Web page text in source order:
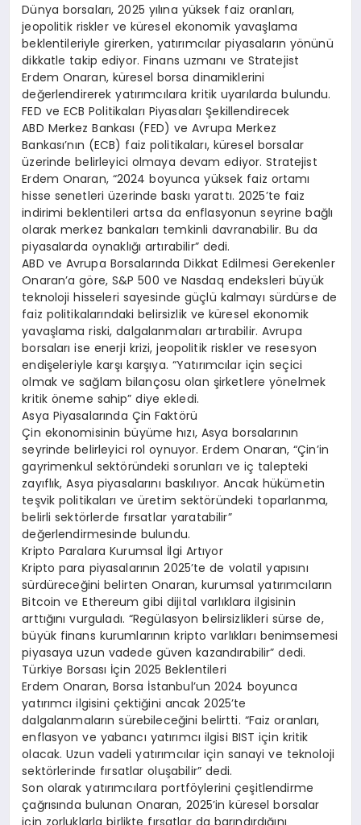
Dünya borsaları, 2025 yılına yüksek faiz oranları,
jeopolitik riskler ve küresel ekonomik yavaşlama
beklentileriyle girerken, yatırımcılar piyasaların yönünü
dikkatle takip ediyor. Finans uzmanı ve Stratejist
Erdem Onaran, küresel borsa dinamiklerini
değerlendirerek yatırımcılara kritik uyarılarda bulundu.
FED ve ECB Politikaları Piyasaları Şekillendirecek
ABD Merkez Bankası (FED) ve Avrupa Merkez
Bankası’nın (ECB) faiz politikaları, küresel borsalar
üzerinde belirleyici olmaya devam ediyor. Stratejist
Erdem Onaran, “2024 boyunca yüksek faiz ortamı
hisse senetleri üzerinde baskı yarattı. 2025’te faiz
indirimi beklentileri artsa da enflasyonun seyrine bağlı
olarak merkez bankaları temkinli davranabilir. Bu da
piyasalarda oynaklığı artırabilir” dedi.
ABD ve Avrupa Borsalarında Dikkat Edilmesi Gerekenler
Onaran’a göre, S&P 500 ve Nasdaq endeksleri büyük
teknoloji hisseleri sayesinde güçlü kalmayı sürdürse de
faiz politikalarındaki belirsizlik ve küresel ekonomik
yavaşlama riski, dalgalanmaları artırabilir. Avrupa
borsaları ise enerji krizi, jeopolitik riskler ve resesyon
endişeleriyle karşı karşıya. “Yatırımcılar için seçici
olmak ve sağlam bilançosu olan şirketlere yönelmek
kritik öneme sahip” diye ekledi.
Asya Piyasalarında Çin Faktörü
Çin ekonomisinin büyüme hızı, Asya borsalarının
seyrinde belirleyici rol oynuyor. Erdem Onaran, “Çin’in
gayrimenkul sektöründeki sorunları ve iç talepteki
zayıflık, Asya piyasalarını baskılıyor. Ancak hükümetin
teşvik politikaları ve üretim sektöründeki toparlanma,
belirli sektörlerde fırsatlar yaratabilir”
değerlendirmesinde bulundu.
Kripto Paralara Kurumsal İlgi Artıyor
Kripto para piyasalarının 2025’te de volatil yapısını
sürdüreceğini belirten Onaran, kurumsal yatırımcıların
Bitcoin ve Ethereum gibi dijital varlıklara ilgisinin
arttığını vurguladı. “Regülasyon belirsizlikleri sürse de,
büyük finans kurumlarının kripto varlıkları benimsemesi
piyasaya uzun vadede güven kazandırabilir” dedi.
Türkiye Borsası İçin 2025 Beklentileri
Erdem Onaran, Borsa İstanbul’un 2024 boyunca
yatırımcı ilgisini çektiğini ancak 2025’te
dalgalanmaların sürebileceğini belirtti. “Faiz oranları,
enflasyon ve yabancı yatırımcı ilgisi BIST için kritik
olacak. Uzun vadeli yatırımcılar için sanayi ve teknoloji
sektörlerinde fırsatlar oluşabilir” dedi.
Son olarak yatırımcılara portföylerini çeşitlendirme
çağrısında bulunan Onaran, 2025’in küresel borsalar
için zorluklarla birlikte fırsatlar da barındırdığını